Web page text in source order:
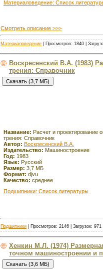
Материаловедение: Список
Смотреть описание >>>
Материаловедение | Просмотров: 1840 |
Воскресенский В.А. (1983)
трения: Справочник
Название: Расчет и проектирование
трения: Справочник
Автор: Воскресенский В.А.
Издательство: Машиностроение
Год: 1983
Язык: Русский
Размер: 3,7 МБ
Формат: djvu
Качество: среднее
Подшипники: Список литературы
Подшипники | Просмотров: 2146 | Загрузок:
Хенкин М.Л. (1974)
точном машиностроении и